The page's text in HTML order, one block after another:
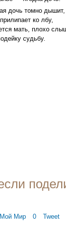
дочь томно дышит,
ко лбу,
мать, плохо
судьбу.
Мир 0 Tweet